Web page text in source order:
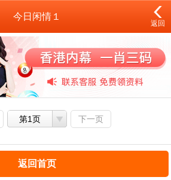
今日闲情１
返回
第1页 下一页
返回首页